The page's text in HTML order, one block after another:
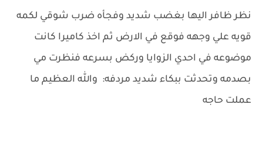
نظر ظافر اليها بغضب شديد وفجأه ضرب شوقي لكمه
قويه علي وجهه فوقع في الارض ثم اخذ كاميرا كانت
موضوعه في احدي الزوايا وركض بسرعه فنظرت مي
بصدمه وتحدثت ببكاء شديد مردفه: والله العظيم ما
عملت حاجه